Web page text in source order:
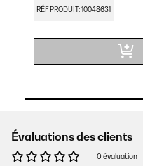
RÉF PRODUIT: 10048631
Évaluations des clients
0 évaluation